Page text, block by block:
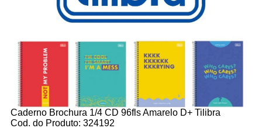
Caderno Brochura 1/4 CD 96fls Amarelo D+ Tilibra
Cod. do Produto: 324192